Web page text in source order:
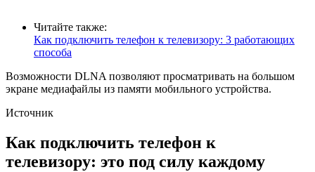
Читайте также:
Как подключить телефон к телевизору: 3 работающих
способа
Возможности DLNA позволяют просматривать на большом
экране медиафайлы из памяти мобильного устройства.
Источник
Как подключить телефон к
телевизору: это под силу каждому